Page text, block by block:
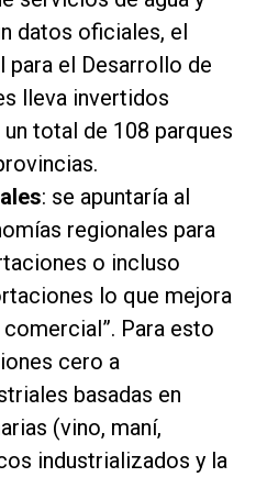
datos oficiales, el
para el Desarrollo de
lleva invertidos
total de 108 parques
: se apuntaría al
regionales para
o incluso
lo que mejora
Para esto
cero a
basadas en
(vino, maní,
industrializados y la